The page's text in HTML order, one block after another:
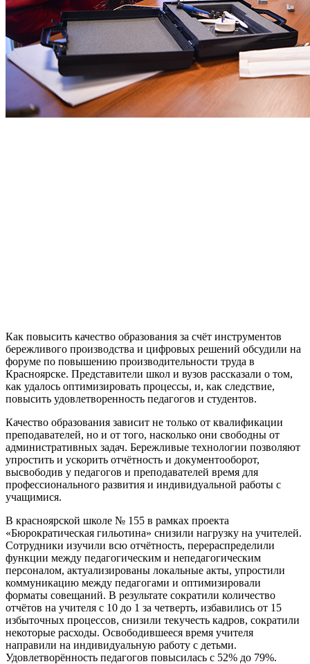
Как повысить качество образования за счёт инструментов
бережливого производства и цифровых решений обсудили на
форуме по повышению производительности труда в
Красноярске. Представители школ и вузов рассказали о том,
как удалось оптимизировать процессы, и, как следствие,
повысить удовлетворенность педагогов и студентов.
Качество образования зависит не только от квалификации
преподавателей, но и от того, насколько они свободны от
административных задач. Бережливые технологии позволяют
упростить и ускорить отчётность и документооборот,
высвободив у педагогов и преподавателей время для
профессионального развития и индивидуальной работы с
учащимися.
В красноярской школе № 155 в рамках проекта
«Бюрократическая гильотина» снизили нагрузку на учителей.
Сотрудники изучили всю отчётность, перераспределили
функции между педагогическим и непедагогическим
персоналом, актуализированы локальные акты, упростили
коммуникацию между педагогами и оптимизировали
форматы совещаний. В результате сократили количество
отчётов на учителя с 10 до 1 за четверть, избавились от 15
избыточных процессов, снизили текучесть кадров, сократили
некоторые расходы. Освободившееся время учителя
направили на индивидуальную работу с детьми.
Удовлетворённость педагогов повысилась с 52% до 79%.